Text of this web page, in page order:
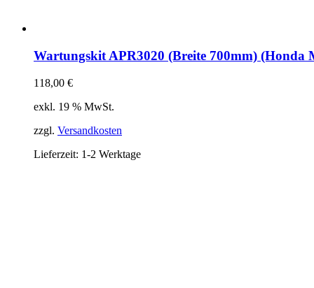
Wartungskit APR3020 (Breite 700mm) (Honda
118,00 €
exkl. 19 % MwSt.
zzgl. Versandkosten
Lieferzeit: 1-2 Werktage